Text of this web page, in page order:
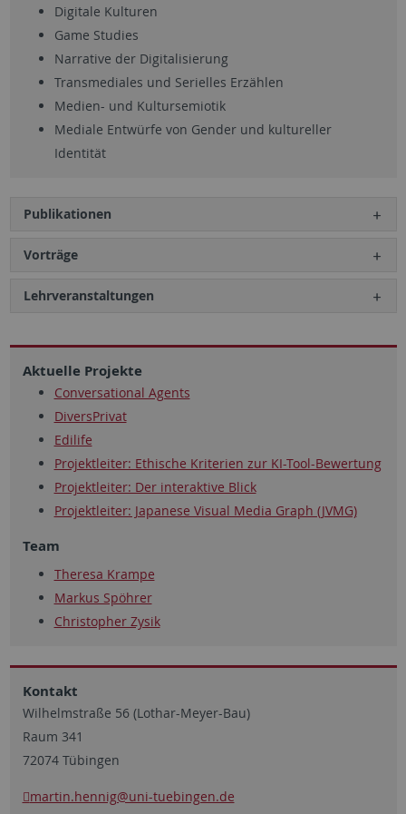
Digitale Kulturen
Game Studies
Narrative der Digitalisierung
Transmediales und Serielles Erzählen
Medien- und Kultursemiotik
Mediale Entwürfe von Gender und kultureller
Identität
Publikationen
Vorträge
Lehrveranstaltungen
Aktuelle Projekte
Conversational Agents
DiversPrivat
Edilife
Projektleiter: Ethische Kriterien zur KI-Tool-Bewertung
Projektleiter: Der interaktive Blick
Projektleiter: Japanese Visual Media Graph (JVMG)
Team
Theresa Krampe
Markus Spöhrer
Christopher Zysik
Kontakt
Wilhelmstraße 56 (Lothar-Meyer-Bau)
Raum 341
72074 Tübingen
martin.hennig@uni-tuebingen.de